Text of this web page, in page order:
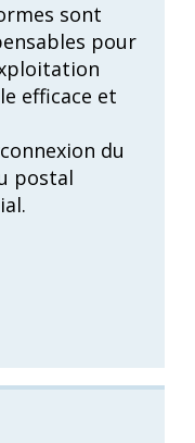
sont
pour
efficace et
du
postal